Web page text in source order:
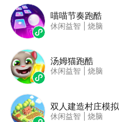
喵喵节奏跑酷
休闲益智 烧脑
汤姆猫跑酷
休闲益智 烧脑
双人建造村庄模拟
休闲益智 烧脑